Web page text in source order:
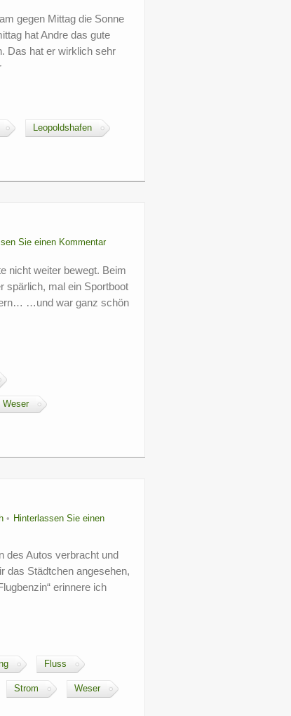
gegen Mittag die Sonne
hat Andre das gute
Das hat er wirklich sehr
Leopoldshafen
Sie einen Kommentar
nicht weiter bewegt. Beim
spärlich, mal ein Sportboot
…und war ganz schön
Weser
Hinterlassen Sie einen
des Autos verbracht und
das Städtchen angesehen,
erinnere ich
Fluss
Strom Weser